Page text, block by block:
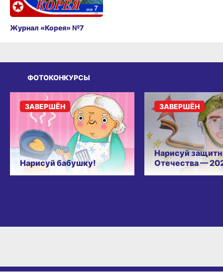
Журнал «Корея» №7
ФОТОКОНКУРСЫ
Нарисуй бабушку!
ЗАВЕРШЁН
Нарисуй
Отечества —
ЗАВЕРШЁН